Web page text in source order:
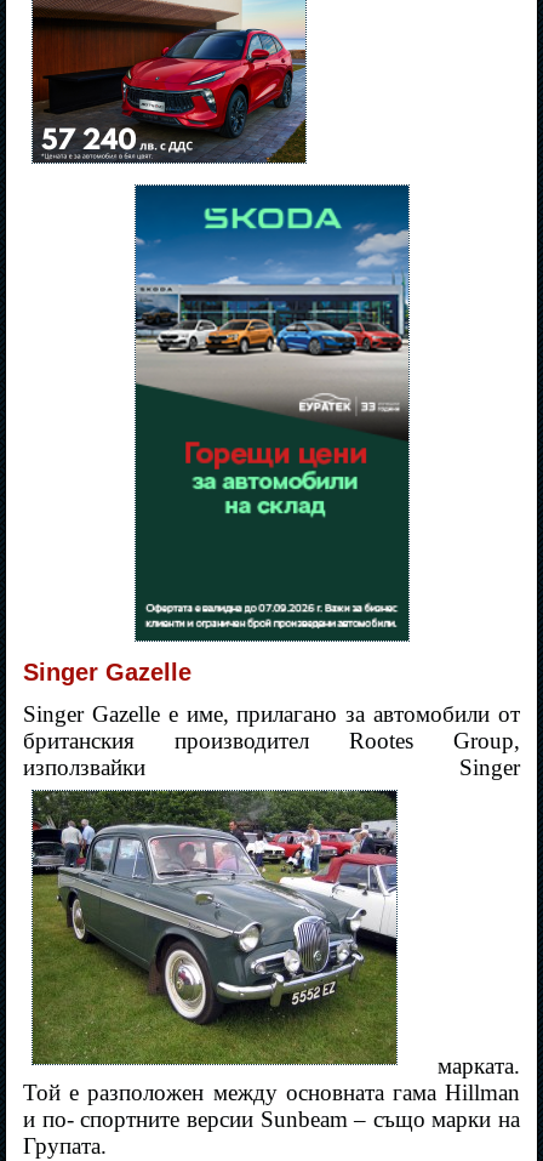
Singer Gazelle
Singer Gazelle е име, прилагано за автомобили от
британския производител RootesGroup,
използвайки Singer
марката.
Той е разположен между основната гама Hillman
и по- спортните версии Sunbeam – също марки на
Групата.